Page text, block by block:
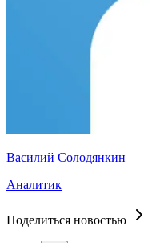
Василий Солодянкин
Аналитик
Поделиться новостью